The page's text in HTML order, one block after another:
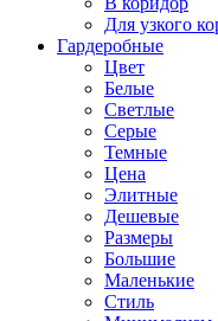
Для узкого
Гардеробные
Цвет
Белые
Светлые
Серые
Темные
Цена
Элитные
Дешевые
Размеры
Большие
Маленькие
Стиль